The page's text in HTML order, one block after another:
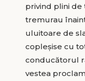
privind plini de
tremurau
uluitoare de
copleșise cu
conducătorul
vestea